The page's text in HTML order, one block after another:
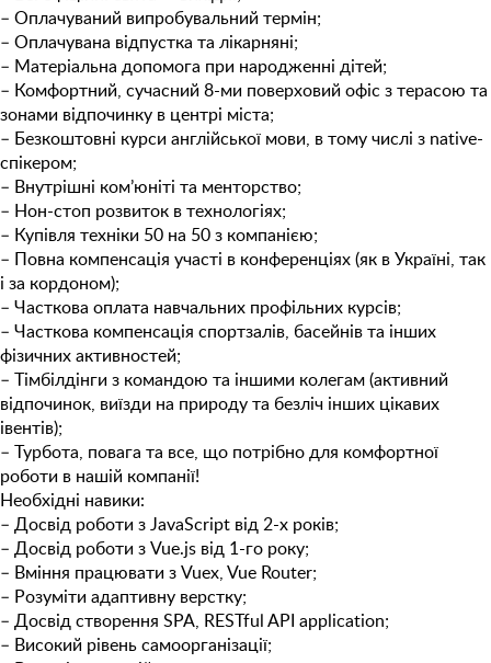
– Оплачуваний випробувальний термін;
– Оплачувана відпустка та лікарняні;
– Матеріальна допомога при народженні дітей;
– Комфортний, сучасний 8-ми поверховий офіс з терасою та
зонами відпочинку в центрі міста;
– Безкоштовнi курси англійської мови, в тому числі з native-
спікером;
– Внутрішні ком’юніті та менторство;
– Нон-стоп розвиток в технологіях;
– Купівля техніки 50 на 50 з компанією;
– Повна компенсація участі в конференціях (як в Україні, так
і за кордоном);
– Часткова оплата навчальних профільних курсів;
– Часткова компенсація спортзалів, басейнів та інших
фізичних активностей;
– Тімбілдінги з командою та іншими колегам (активний
відпочинок, виїзди на природу та безліч інших цікавих
івентів);
– Турбота, повага та все, що потрібно для комфортної
роботи в нашій компанії!
Необхідні навики:
– Досвід роботи зJavaScript від 2-х років;
– Досвід роботи зVue.js від 1-го року;
– Вміння працювати зVuex, Vue Router;
– Розуміти адаптивну верстку;
– Досвід створення SPA, RESTful API application;
– Високий рівень самоорганізації;